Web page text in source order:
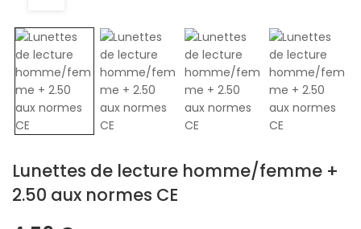
Lunettes de lecture homme/femme +
2.50 aux normes CE